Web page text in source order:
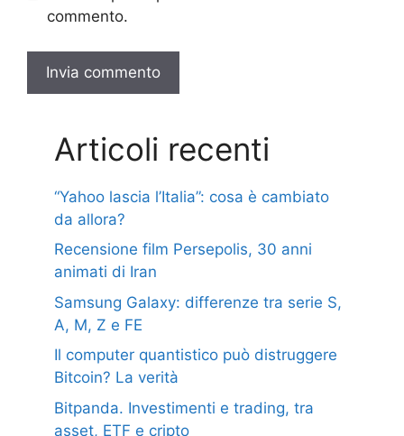
commento.
Articoli recenti
“Yahoo lascia l’Italia”: cosa è cambiato
da allora?
Recensione film Persepolis, 30 anni
animati di Iran
Samsung Galaxy: differenze tra serie S,
A, M, Z e FE
Il computer quantistico può distruggere
Bitcoin? La verità
Bitpanda. Investimenti e trading, tra
asset, ETF e cripto